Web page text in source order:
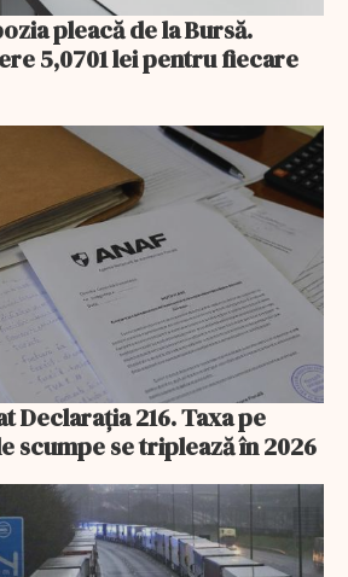
pleacă de la Bursă.
5,0701 lei pentru fiecare
Declarația 216. Taxa pe
scumpe se triplează în 2026